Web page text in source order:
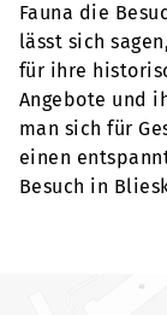
Fauna die
lässt sich
für ihre
Angebote und
man sich für
einen
Besuch in